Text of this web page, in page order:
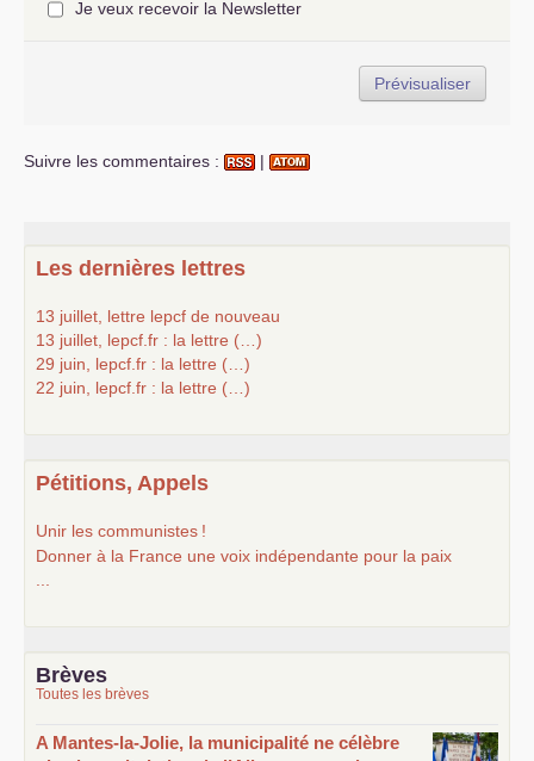
Je veux recevoir la Newsletter
Suivre les commentaires : |
Les dernières lettres
13 juillet, lettre lepcf de nouveau
13 juillet, lepcf.fr : la lettre (…)
29 juin, lepcf.fr : la lettre (…)
22 juin, lepcf.fr : la lettre (…)
Pétitions, Appels
Unir les communistes !
Donner à la France une voix indépendante pour la paix
Brèves
Toutes les brèves
A Mantes-la-Jolie, la municipalité ne célèbre